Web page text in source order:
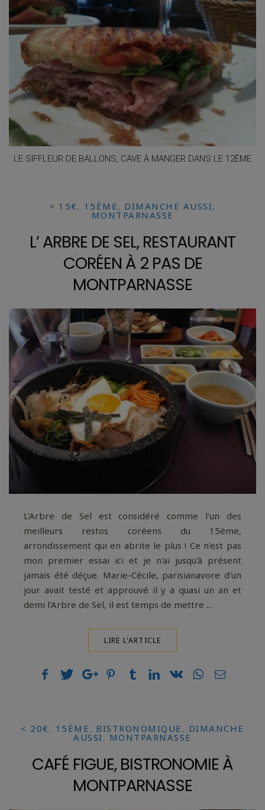
LE SIFFLEUR DE BALLONS, CAVE À MANGER DANS LE 12ÈME
< 15€, 15ÈME, DIMANCHE AUSSI,
MONTPARNASSE
L’ ARBRE DE SEL, RESTAURANT
CORÉEN À 2 PAS DE
MONTPARNASSE
L'Arbre de Sel est considéré comme l'un des
meilleurs restos coréens du 15ème,
arrondissement qui en abrite le plus ! Ce n'est pas
mon premier essai ici et je n'ai jusqu'à présent
jamais été déçue. Marie-Cécile, parisianavore d'un
jour avait testé et approuvé il y a quasi un an et
demi l'Arbre de Sel, il est temps de mettre ...
LIRE L'ARTICLE
< 20€, 15ÈME, BISTRONOMIQUE , DIMANCHE
AUSSI, MONTPARNASSE
CAFÉ FIGUE, BISTRONOMIE À
MONTPARNASSE